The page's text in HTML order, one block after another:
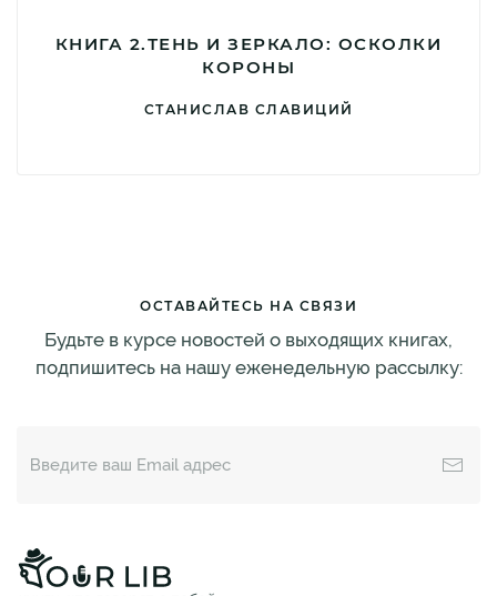
КНИГА 2.ТЕНЬ И ЗЕРКАЛО: ОСКОЛКИ
КОРОНЫ
СТАНИСЛАВ СЛАВИЦИЙ
ОСТАВАЙТЕСЬ НА СВЯЗИ
Будьте в курсе новостей о выходящих книгах,
подпишитесь на нашу еженедельную рассылку: